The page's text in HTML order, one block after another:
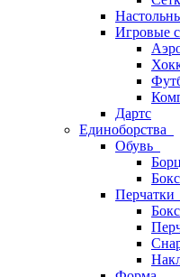
Игровые
Дартс
Единоборства
Обувь
Перчатки